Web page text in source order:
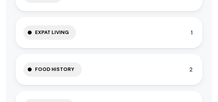
EXPAT LIVING 1
FOOD HISTORY 2